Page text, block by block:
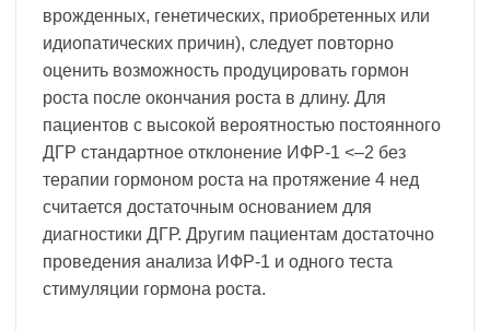
врожденных, генетических, приобретенных или
идиопатических причин), следует повторно
оценить возможность продуцировать гормон
роста после окончания роста в длину. Для
пациентов с высокой вероятностью постоянного
ДГР стандартное отклонение ИФР-1 <–2 без
терапии гормоном роста на протяжение 4 нед
считается достаточным основанием для
диагностики ДГР. Другим пациентам достаточно
проведения анализа ИФР-1 и одного теста
стимуляции гормона роста.